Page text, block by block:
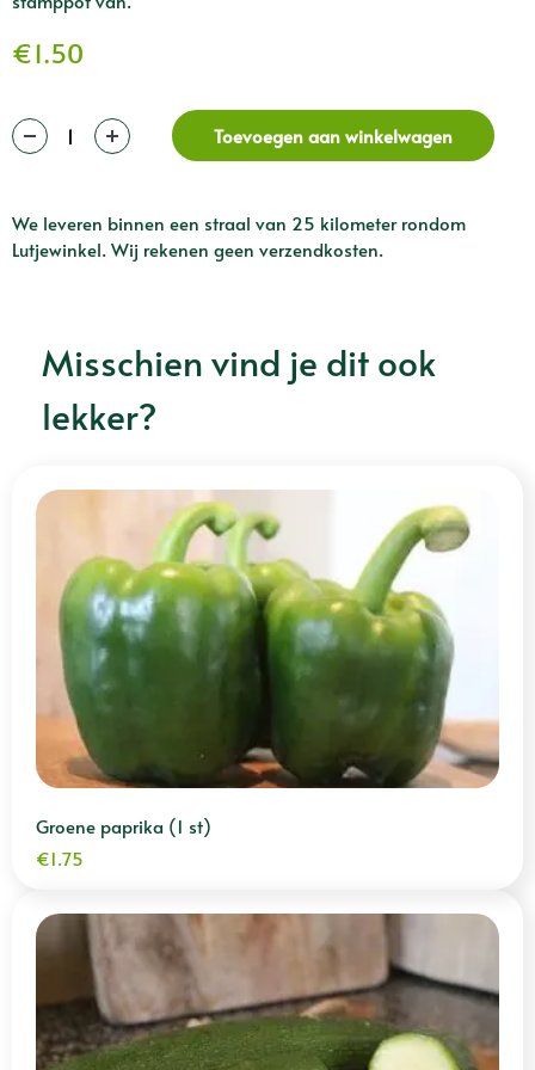
€1.50
Toevoegen aan winkelwagen
We leveren binnen een straal van 25 kilometer rondom
Lutjewinkel. Wij rekenen geen verzendkosten.
Misschien vind je dit ook
lekker?
Groene paprika (1 st)
€1.75